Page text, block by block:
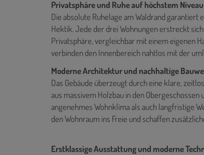
Privatsphäre und Ruhe auf höchstem Niveau
Die absolute Ruhelage am Waldrand
Hektik. Jede der drei Wohnungen erstreckt
Privatsphäre, vergleichbar mit einem eigenen
verbinden den Innenbereich nahtlos mit der
Moderne Architektur und nachhaltige
Das Gebäude überzeugt durch eine klare,
aus massivem Holzbau in den
angenehmes Wohnklima als auch langfristige
den Wohnraum ins Freie und schaffen
Erstklassige Ausstattung und moderne